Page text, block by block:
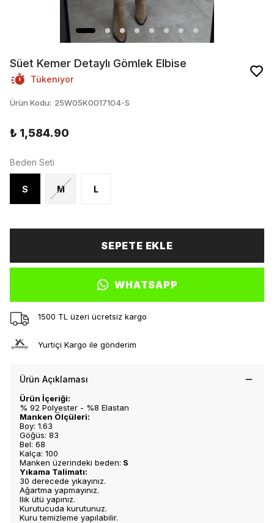
Süet Kemer Detaylı Gömlek Elbise
Tükeniyor
Ürün Kodu: 25W05K0017104-S
₺ 1,584.90
Beden Seti
S M L
SEPETE EKLE
WHATSAPP
1500 TL üzeri ücretsiz kargo
Yurtiçi Kargo ile gönderim
Ürün Açıklaması
Ürün İçeriği:
% 92 Polyester - %8 Elastan
Manken Ölçüleri:
Boy: 1.63
Göğüs: 83
Bel: 68
Kalça: 100
Manken üzerindeki beden: S
Yıkama Talimatı:
30 derecede yıkayınız.
Ağartma yapmayınız.
Ilık ütü yapınız.
Kurutucuda kurutunuz.
Kuru temizleme yapılabilir.